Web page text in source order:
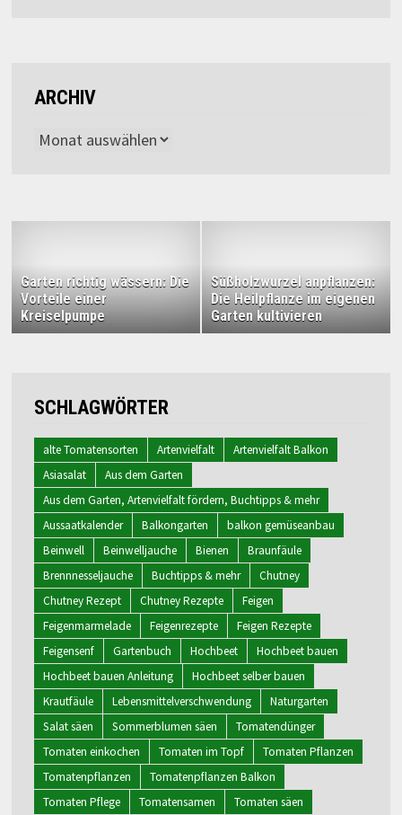
ARCHIV
Archiv
Garten richtig wässern: Die
Vorteile einer
Kreiselpumpe
Süßholzwurzel anpflanzen:
Die Heilpflanze im eigenen
Garten kultivieren
SCHLAGWÖRTER
alte Tomatensorten Artenvielfalt
Artenvielfalt Balkon
Asiasalat
Aus dem Garten
Aus dem Garten, Artenvielfalt fördern, Buchtipps & mehr
Aussaatkalender
Balkongarten
balkon gemüseanbau
Beinwell
Beinwelljauche Bienen
Braunfäule
Brennnesseljauche
Buchtipps & mehr
Chutney
Chutney Rezept
Chutney Rezepte
Feigen
Feigenmarmelade
Feigenrezepte
Feigen Rezepte
Feigensenf
Gartenbuch Hochbeet
Hochbeet bauen
Hochbeet bauen Anleitung
Hochbeet selber bauen
Krautfäule
Lebensmittelverschwendung
Naturgarten
Salat säen
Sommerblumen säen
Tomatendünger
Tomaten einkochen
Tomaten im Topf
Tomaten Pflanzen
Tomatenpflanzen
Tomatenpflanzen Balkon
Tomaten Pflege
Tomatensamen Tomaten säen